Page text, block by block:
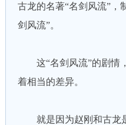
古龙的名著“名剑风流”，
剑风流”。
这“名剑风流”的剧情
着相当的差异。
就是因为赵刚和古龙